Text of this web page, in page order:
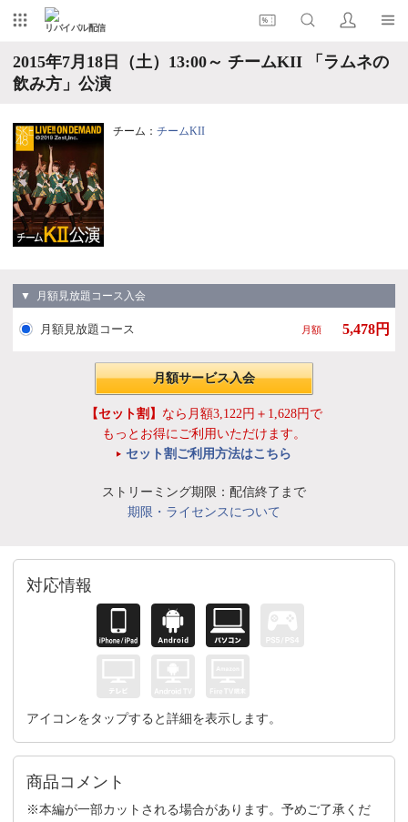
リバイバル配信
2015年7月18日（土）13:00～ チームKII 「ラムネの
飲み方」公演
チーム： チームKII
▼ 月額見放題コース入会
月額見放題コース 月額 5,478円
月額サービス入会
【セット割】 なら月額3,122円＋1,628円で
もっとお得にご利用いただけます。
セット割ご利用方法はこちら
ストリーミング期限：配信終了まで
期限・ライセンスについて
対応情報
アイコンをタップすると詳細を表示します。
商品コメント
※本編が一部カットされる場合があります。予めご了承くだ